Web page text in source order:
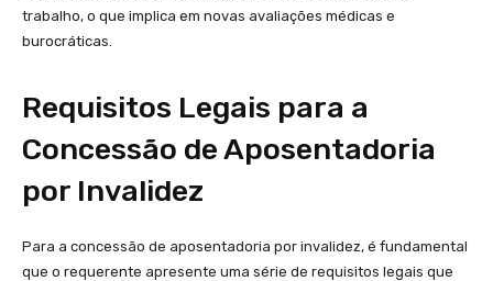
trabalho, o que implica​ em novas ‍avaliações médicas e
burocráticas.
Requisitos Legais para a
Concessão de Aposentadoria
por Invalidez
Para a concessão de aposentadoria por invalidez, é fundamental
que o ‌requerente apresente uma série​ de requisitos ⁣legais que